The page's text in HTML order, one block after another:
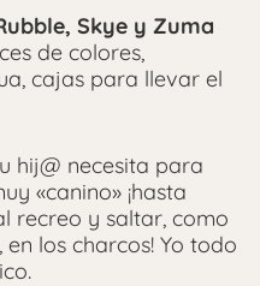
Skye y Zuma
de colores,
cajas para llevar el
hij@ necesita para
«canino» ¡hasta
recreo y saltar, como
los charcos! Yo todo